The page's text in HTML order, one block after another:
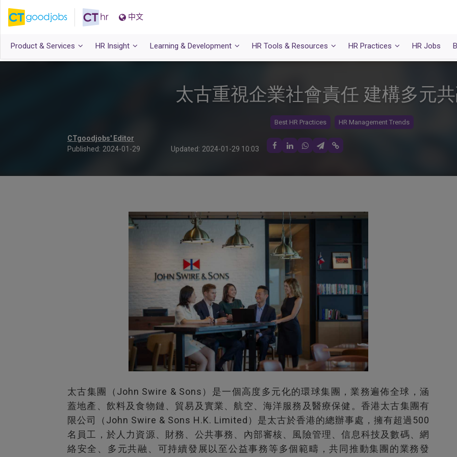
中文
Product & Services HR Insight Learning & Development HR Tools & Resources HR Practices HR Jobs
太古重視企業社會責任 建構多元
Best HR Practices HR Management Trends
CTgoodjobs' Editor
Published: 2024-01-29 Updated: 2024-01-29 10:03
太古集團（John Swire & Sons）是一個高度多元化的環球集團，業務遍佈全球，涵
蓋地產、飲料及食物鏈、貿易及實業、航空、海洋服務及醫療保健。香港太古集團有
限公司（John Swire & Sons H.K. Limited）是太古於香港的總辦事處，擁有超過500
名員工，於人力資源、財務、公共事務、內部審核、風險管理、信息科技及數碼、網
絡安全、多元共融、可持續發展以至公益事務等多個範疇，共同推動集團的業務發